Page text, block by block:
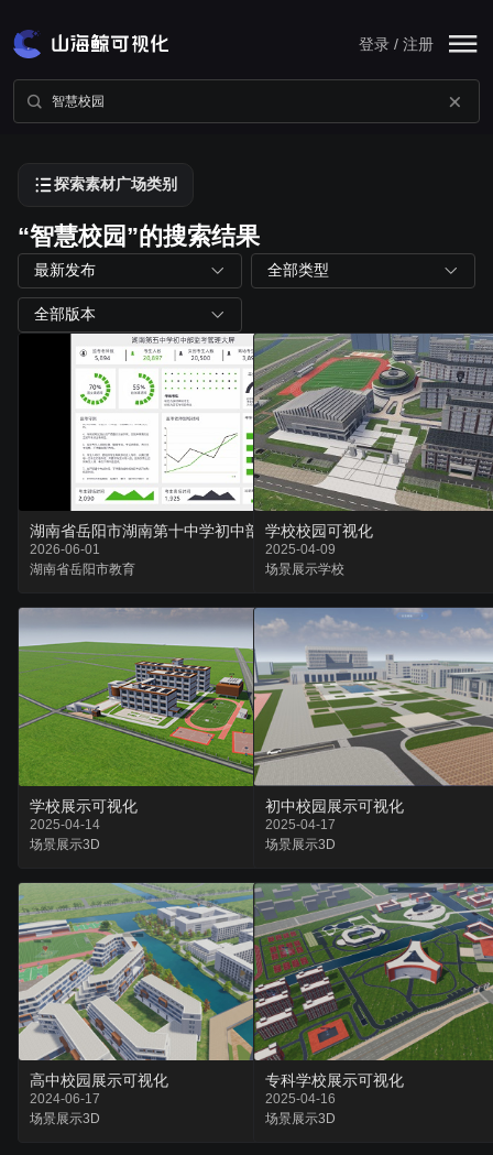
登录 / 注册
探索素材广场类别
“智慧校园”的搜索结果
最新发布 全部类型
全部版本
湖南省岳阳市湖南第十中学初中部监考管理大屏
2026-06-01
湖南省岳阳市教育
学校校园可视化
2025-04-09
场景展示学校
学校展示可视化
2025-04-14
场景展示3D
初中校园展示可视化
2025-04-17
场景展示3D
高中校园展示可视化
2024-06-17
场景展示3D
专科学校展示可视化
2025-04-16
场景展示3D